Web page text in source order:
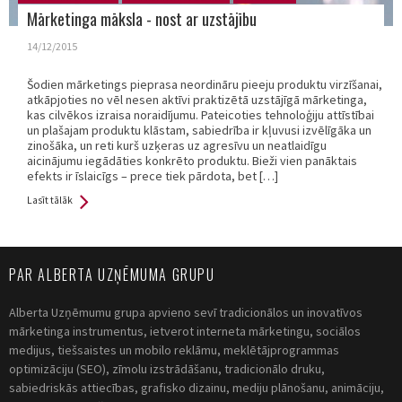
Mārketinga māksla - nost ar uzstājību
14/12/2015
Šodien mārketings pieprasa neordināru pieeju produktu virzīšanai,
atkāpjoties no vēl nesen aktīvi praktizētā uzstājīgā mārketinga,
kas cilvēkos izraisa noraidījumu. Pateicoties tehnoloģiju attīstībai
un plašajam produktu klāstam, sabiedrība ir kļuvusi izvēlīgāka un
zinošāka, un reti kurš uzķeras uz agresīvu un neatlaidīgu
aicinājumu iegādāties konkrēto produktu. Bieži vien panāktais
efekts ir īslaicīgs – prece tiek pārdota, bet […]
Lasīt tālāk
PAR ALBERTA UZŅĒMUMA GRUPU
Alberta Uzņēmumu grupa apvieno sevī tradicionālos un inovatīvos
mārketinga instrumentus, ietverot interneta mārketingu, sociālos
medijus, tiešsaistes un mobilo reklāmu, meklētājprogrammas
optimizāciju (SEO), zīmolu izstrādāšanu, tradicionālo druku,
sabiedriskās attiecības, grafisko dizainu, mediju plānošanu, animāciju,